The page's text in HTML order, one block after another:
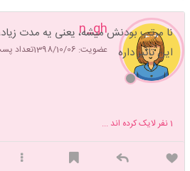
n_gh
عضویت: 1398/10/06 تعداد پست:
نا مرتب بودنش میشه، یعنی یه مدت
این تاثیر داره
1نفر لایک کرده اند ...